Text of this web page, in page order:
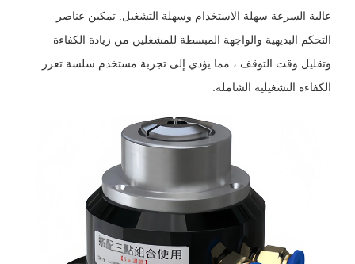
عالية السرعة سهلة الاستخدام وسهلة التشغيل. تمكين عناصر
التحكم البديهية والواجهة المبسطة للمشغلين من زيادة الكفاءة
وتقليل وقت التوقف ، مما يؤدي إلى تجربة مستخدم سلسة تعزز
الكفاءة التشغيلية الشاملة.